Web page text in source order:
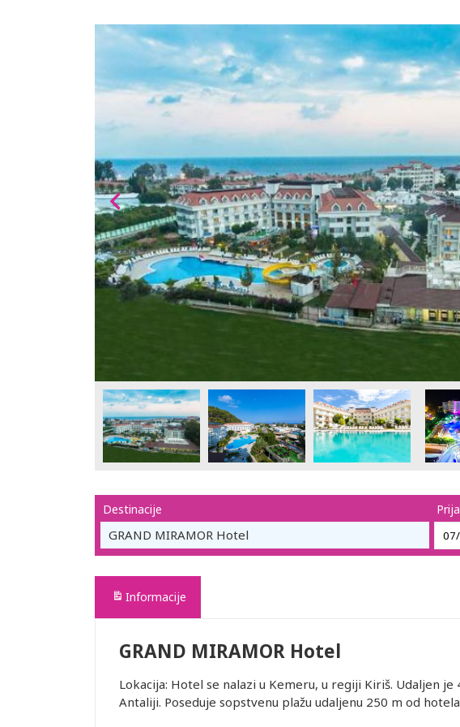
Destinacije
GRAND MIRAMOR Hotel
Informacije
GRAND MIRAMOR Hotel
Lokacija: Hotel se nalazi u Kemeru, u regiji Kiriš. Udaljen
Antaliji. Poseduje sopstvenu plažu udaljenu 250 m od